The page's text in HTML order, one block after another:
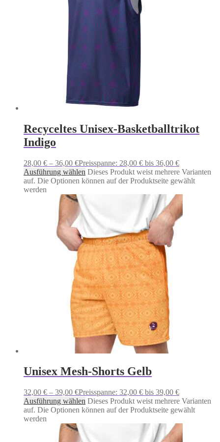
Recyceltes Unisex-Basketballtrikot
Indigo
28,00 € – 36,00 €Preisspanne: 28,00 € bis 36,00 €
Ausführung wählen Dieses Produkt weist mehrere Varianten
auf. Die Optionen können auf der Produktseite gewählt
werden
Unisex Mesh-Shorts Gelb
32,00 € – 39,00 €Preisspanne: 32,00 € bis 39,00 €
Ausführung wählen Dieses Produkt weist mehrere Varianten
auf. Die Optionen können auf der Produktseite gewählt
werden